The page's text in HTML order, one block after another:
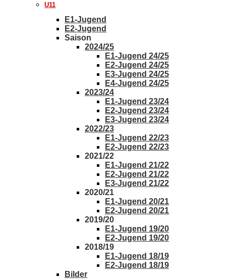
U11
E1-Jugend
E2-Jugend
Saison
2024/25
E1-Jugend 24/25
E2-Jugend 24/25
E3-Jugend 24/25
E4-Jugend 24/25
2023/24
E1-Jugend 23/24
E2-Jugend 23/24
E3-Jugend 23/24
2022/23
E1-Jugend 22/23
E2-Jugend 22/23
2021/22
E1-Jugend 21/22
E2-Jugend 21/22
E3-Jugend 21/22
2020/21
E1-Jugend 20/21
E2-Jugend 20/21
2019/20
E1-Jugend 19/20
E2-Jugend 19/20
2018/19
E1-Jugend 18/19
E2-Jugend 18/19
Bilder